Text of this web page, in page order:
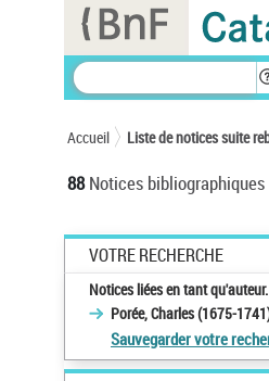
Accueil Liste de notices suite
88Notices bibliographiques
VOTRE RECHERCHE
Notices liées en tant qu'auteur.
Porée, Charles (1675-
Sauvegarder votre
Panneau de gestion des cookies